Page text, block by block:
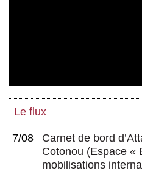
Le flux
7/08
Carnet de bord
Cotonou (Espace «
mobilisations